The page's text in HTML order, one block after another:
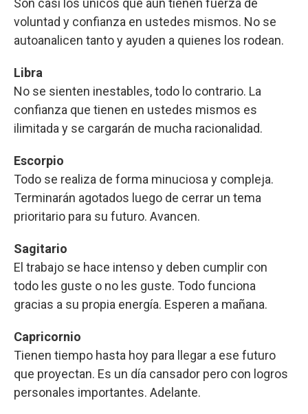
Son casi los únicos que aun tienen fuerza de
voluntad y confianza en ustedes mismos. No se
autoanalicen tanto y ayuden a quienes los rodean.
Libra
No se sienten inestables, todo lo contrario. La
confianza que tienen en ustedes mismos es
ilimitada y se cargarán de mucha racionalidad.
Escorpio
Todo se realiza de forma minuciosa y compleja.
Terminarán agotados luego de cerrar un tema
prioritario para su futuro. Avancen.
Sagitario
El trabajo se hace intenso y deben cumplir con
todo les guste o no les guste. Todo funciona
gracias a su propia energía. Esperen a mañana.
Capricornio
Tienen tiempo hasta hoy para llegar a ese futuro
que proyectan. Es un día cansador pero con logros
personales importantes. Adelante.